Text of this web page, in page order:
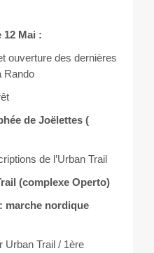
12 Mai :
ouverture des dernières
Rando
de Joëlettes (
de l’Urban Trail
(complexe Operto)
marche nordique
Urban Trail / 1ère